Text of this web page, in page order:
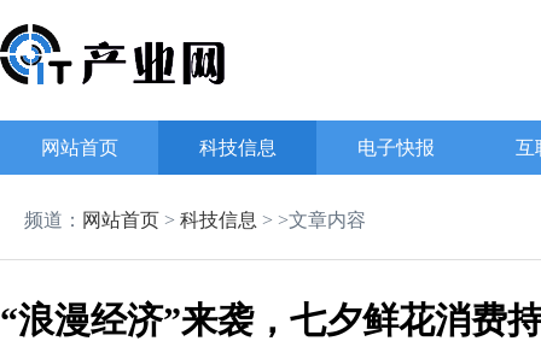
网站首页 科技信息 电子快报 互
频道： 网站首页 > 科技信息 > >文章内容
“浪漫经济”来袭，七夕鲜花消费